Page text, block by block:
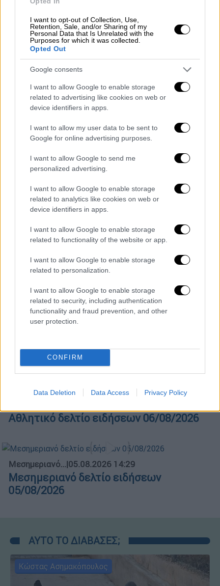
I want to opt-out of Collection, Use,
Retention, Sale, and/or Sharing of my
Personal Data that Is Unrelated with the
Purposes for which it was collected.
Opted Out
Google consents
I want to allow Google to enable storage
related to advertising like cookies on web or
device identifiers in apps.
I want to allow my user data to be sent to
Google for online advertising purposes.
I want to allow Google to send me
personalized advertising.
I want to allow Google to enable storage
related to analytics like cookies on web or
device identifiers in apps.
I want to allow Google to enable storage
related to functionality of the website or app.
I want to allow Google to enable storage
related to personalization.
I want to allow Google to enable storage
related to security, including authentication
functionality and fraud prevention, and other
user protection.
CONFIRM
Data Deletion Data Access Privacy Policy
Μεσημεριανό...|06.08.2026 14:43
Μεσημεριανό δελτίο ειδήσεων
06/08/2026
Ώρα Ελλάδος...| 06.08.2026 10:06
Ώρα Ελλάδος 06/08/2026
Δελτίο στην νοηματική 06/08/2026
Αθλητικό δελτίο ειδήσεων 06/08/2026
Μεσημεριανό...|05.08.2026 14:29
Μεσημεριανό δελτίο ειδήσεων
05/08/2026
ΑΥΤΟ ΤΟ ΔΙΑΒΑΣΕΣ;
Κώστας Ασημακόπουλος